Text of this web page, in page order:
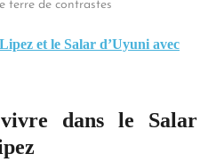
terre de contrastes
et le Salar d’Uyuni avec
dans le Salar